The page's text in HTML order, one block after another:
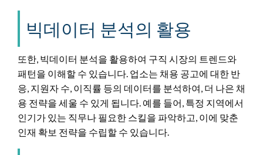
빅데이터 분석의 활용
또한, 빅데이터 분석을 활용하여 구직 시장의 트렌드와
패턴을 이해할 수 있습니다. 업소는 채용 공고에 대한 반
응, 지원자 수, 이직률 등의 데이터를 분석하여, 더 나은 채
용 전략을 세울 수 있게 됩니다. 예를 들어, 특정 지역에서
인기가 있는 직무나 필요한 스킬을 파악하고, 이에 맞춘
인재 확보 전략을 수립할 수 있습니다.